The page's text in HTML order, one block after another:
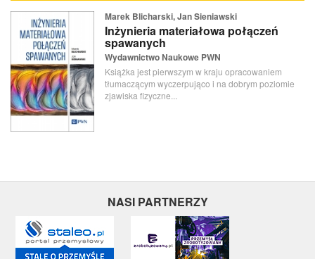
Marek Blicharski, Jan Sieniawski
Inżynieria materiałowa połączeń
spawanych
Wydawnictwo Naukowe PWN
Książka jest pierwszym w kraju opracowaniem
tłumaczącym wyczerpująco i na dobrym poziomie
zjawiska fizyczne...
NASI PARTNERZY